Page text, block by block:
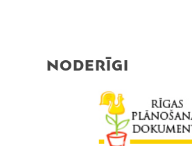
NODERĪGI